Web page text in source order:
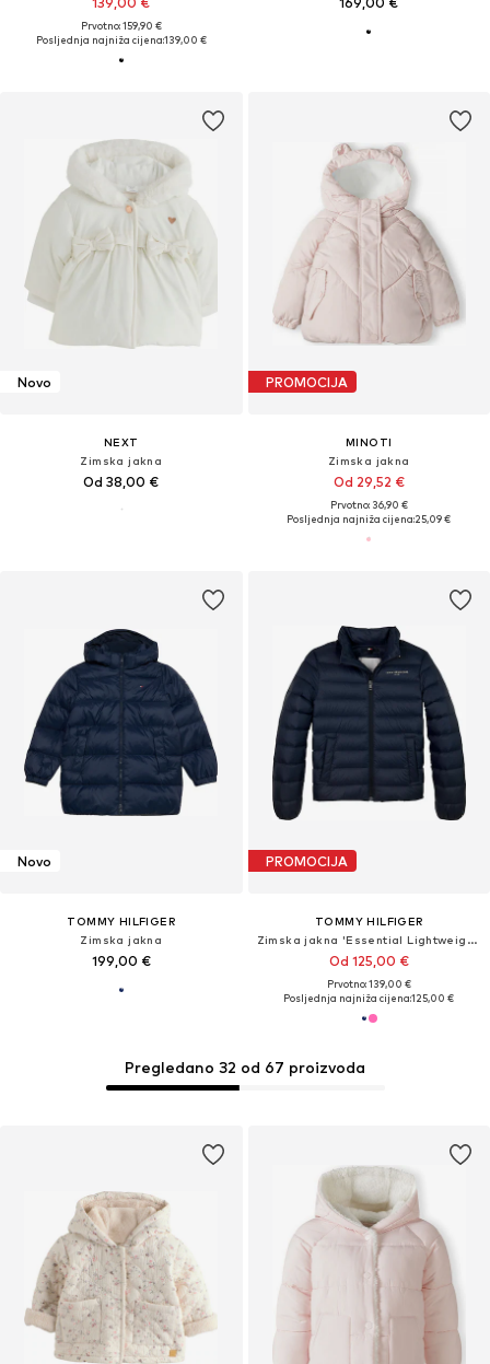
Prvotno: 159,90 €
Posljednja najniža cijena:139,00 €
Novo
NEXT
Zimska jakna
Od 38,00 €
PROMOCIJA
MINOTI
Zimska jakna
Od 29,52 €
Prvotno: 36,90 €
Posljednja najniža cijena:25,09 €
Novo
TOMMY HILFIGER
Zimska jakna
199,00 €
PROMOCIJA
TOMMY HILFIGER
Zimska jakna 'Essential Lightweight Down'
Od 125,00 €
Prvotno: 139,00 €
Posljednja najniža cijena:125,00 €
Pregledano 32 od 67 proizvoda